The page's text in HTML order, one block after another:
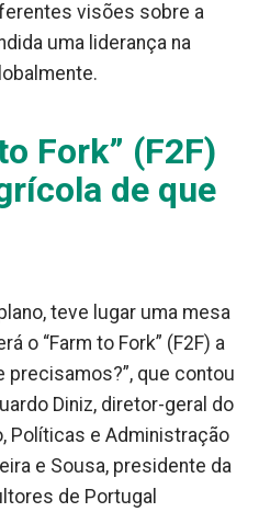
visões sobre a
uma liderança na
Fork” (F2F)
de que
teve lugar uma mesa
o “Farm to Fork” (F2F) a
precisamos?”, que contou
Diniz, diretor-geral do
Políticas e Administração
e Sousa, presidente da
de Portugal